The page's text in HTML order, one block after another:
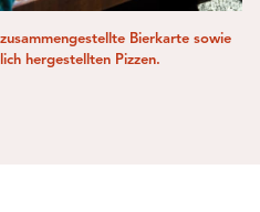
Bierkarte sowie
hergestellten Pizzen.